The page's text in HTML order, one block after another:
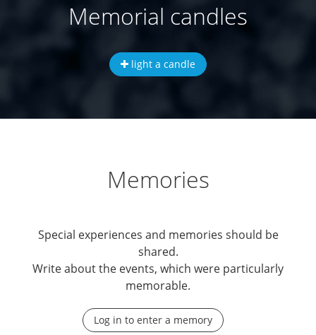
Memorial candles
light a candle
Memories
Special experiences and memories should be
shared.
Write about the events, which were particularly
memorable.
Log in to enter a memory